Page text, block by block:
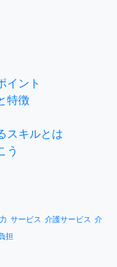
イント
特徴
スキルとは
う
サービス 介護サービス 介
担